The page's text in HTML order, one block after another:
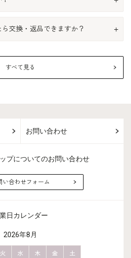
交換・返品できますか？
すべて見る
お問い合わせ
プについてのお問い合わせ
い合わせフォーム
日カレンダー
2026年8月
火 水 木 金 土